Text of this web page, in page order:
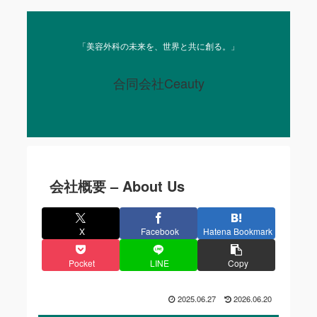
「美容外科の未来を、世界と共に創る。」
合同会社Ceauty
会社概要 – About Us
X Facebook Hatena Bookmark
Pocket LINE Copy
2025.06.27 2026.06.20